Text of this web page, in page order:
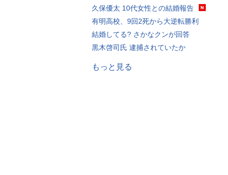
久保優太 10代女性との結婚報告
有明高校、9回2死から大逆転勝利
結婚してる? さかなクンが回答
黒木啓司氏 逮捕されていたか
もっと見る